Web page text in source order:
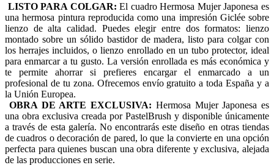
LISTO PARA COLGAR:El cuadro Hermosa Mujer Japonesa es
una hermosa pintura reproducida como una impresión Giclée sobre
lienzo de alta calidad. Puedes elegir entre dos formatos: lienzo
montado sobre un sólido bastidor de madera, listo para colgar con
los herrajes incluidos, o lienzo enrollado en un tubo protector, ideal
para enmarcar a tu gusto. La versión enrollada es más económica y
te permite ahorrar si prefieres encargar el enmarcado a un
profesional de tu zona. Ofrecemos envío gratuito a toda España y a
la Unión Europea.
OBRA DE ARTE EXCLUSIVA: Hermosa Mujer Japonesa es
una obra exclusiva creada por PastelBrush y disponible únicamente
a través de esta galería. No encontrarás este diseño en otras tiendas
de cuadros o decoración de pared, lo que la convierte en una opción
perfecta para quienes buscan una obra diferente y exclusiva, alejada
de las producciones en serie.